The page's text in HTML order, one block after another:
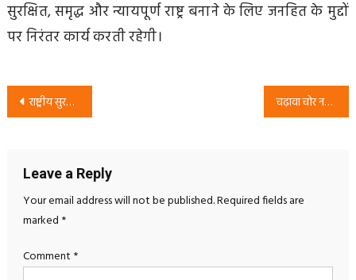
सुरक्षित, समृद्ध और न्यायपूर्ण राष्ट्र बनाने के लिए जनहित के मुद्दों
पर निरंतर कार्य करती रहेगी।
Post
राष्ट्रीय सुरक्षा पार्टी का संकल्प: रोजगार, भ्रष्टाचार मुक्त शासन और शिक्षित भारत की ओर बदलाव चढ़ावा चोर नहीं चाहिए – ईमानदार नेतृत्व और जवाबदेह व्यवस्था का संदेश | राष्ट्रीय सुरक्षा पार्टी
Leave a Reply
Your email address will not be published.Required fields are
marked *
Comment *